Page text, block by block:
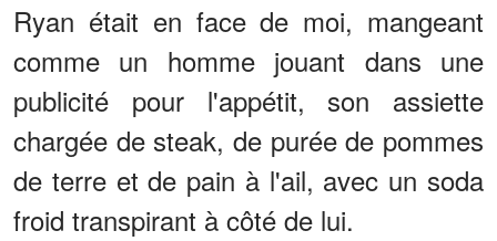
Ryan était en face de moi, mangeant
comme un homme jouant dans une
publicité pour l'appétit, son assiette
chargée de steak, de purée de pommes
de terre et de pain à l'ail, avec un soda
froid transpirant à côté de lui.